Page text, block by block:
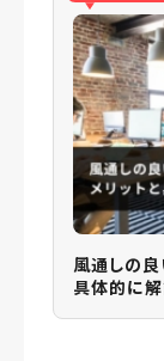
風通しの良
具体的に解